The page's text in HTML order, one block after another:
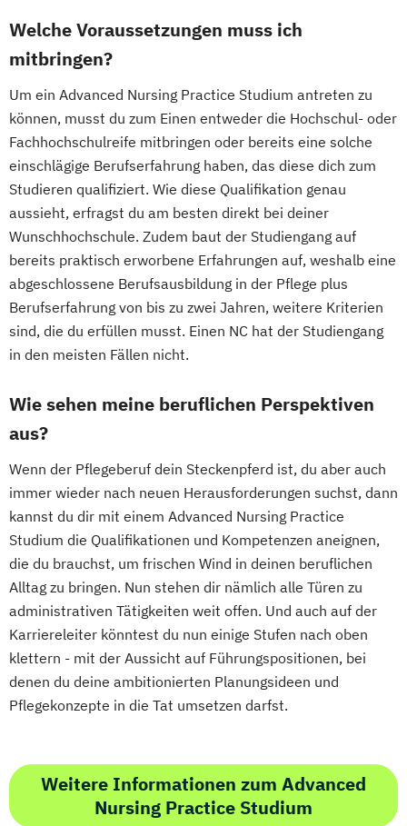
Welche Voraussetzungen muss ich
mitbringen?
Um ein Advanced Nursing Practice Studium antreten zu
können, musst du zum Einen entweder die Hochschul- oder
Fachhochschulreife mitbringen oder bereits eine solche
einschlägige Berufserfahrung haben, das diese dich zum
Studieren qualifiziert. Wie diese Qualifikation genau
aussieht, erfragst du am besten direkt bei deiner
Wunschhochschule. Zudem baut der Studiengang auf
bereits praktisch erworbene Erfahrungen auf, weshalb eine
abgeschlossene Berufsausbildung in der Pflege plus
Berufserfahrung von bis zu zwei Jahren, weitere Kriterien
sind, die du erfüllen musst. Einen NC hat der Studiengang
in den meisten Fällen nicht.
Wie sehen meine beruflichen Perspektiven
aus?
Wenn der Pflegeberuf dein Steckenpferd ist, du aber auch
immer wieder nach neuen Herausforderungen suchst, dann
kannst du dir mit einem Advanced Nursing Practice
Studium die Qualifikationen und Kompetenzen aneignen,
die du brauchst, um frischen Wind in deinen beruflichen
Alltag zu bringen. Nun stehen dir nämlich alle Türen zu
administrativen Tätigkeiten weit offen. Und auch auf der
Karriereleiter könntest du nun einige Stufen nach oben
klettern - mit der Aussicht auf Führungspositionen, bei
denen du deine ambitionierten Planungsideen und
Pflegekonzepte in die Tat umsetzen darfst.
Weitere Informationen zum Advanced
Nursing Practice Studium